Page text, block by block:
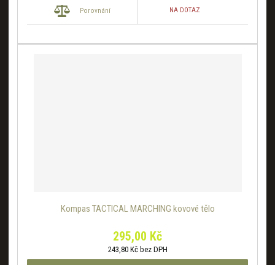
Porovnání NA DOTAZ
Kompas TACTICAL MARCHING kovové tělo
295,00 Kč
243,80 Kč bez DPH